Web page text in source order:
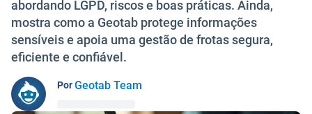
abordando LGPD, riscos e boas práticas. Ainda,
mostra como a Geotab protege informações
sensíveis e apoia uma gestão de frotas segura,
eficiente e confiável.
PorGeotab Team